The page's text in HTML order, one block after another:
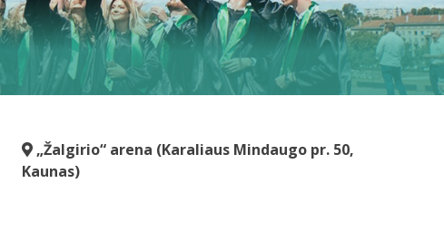
„Žalgirio“ arena (Karaliaus Mindaugo pr. 50,
Kaunas)